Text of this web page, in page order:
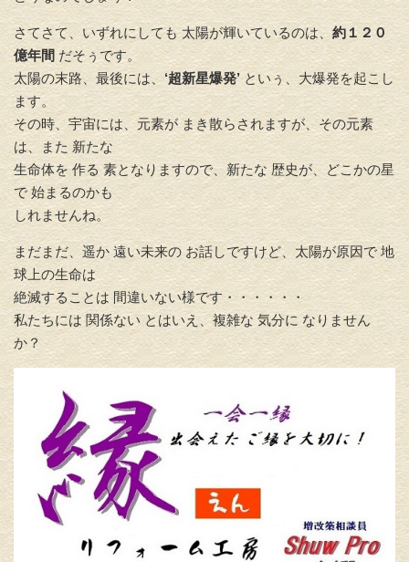
さてさて、いずれにしても 太陽が輝いているのは、 約１２０
億年間 だそぅです。
太陽の末路、最後には、 ‘超新星爆発’ といぅ、大爆発を起こし
ます。
その時、宇宙には、元素が まき散らされますが、その元素
は、また 新たな
生命体を 作る 素となりますので、新たな 歴史が、どこかの星
で 始まるのかも
しれませんね。
まだまだ、遥か 遠い未来の お話しですけど、太陽が原因で 地
球上の生命は
絶滅することは 間違いない様です・・・・・・
私たちには 関係ない とはいえ、複雑な 気分に なりません
か？